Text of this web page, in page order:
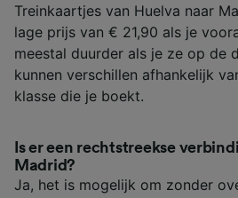
Treinkaartjes van Huelva naar
lage prijs van € 21,90 als je
meestal duurder als je ze op de
kunnen verschillen afhankelijk
klasse die je boekt.
Is er een rechtstreekse
Madrid?
Ja, het is mogelijk om zonder